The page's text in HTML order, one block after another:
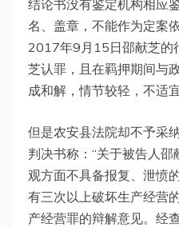
结论书没有鉴定机构相应
名、盖章，不能作为定案
2017年9月15日邵献芝的
芝认罪，且在羁押期间与
成和解，情节较轻，不适
但是农安县法院却不予采
判决书称：“关于被告人
观方面不具备报复、泄愤
有三次以上破坏生产经营
产经营罪的辩解意见。经